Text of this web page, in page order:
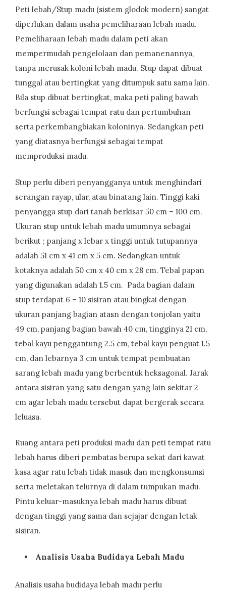
Peti lebah/Stup madu (sistem glodok modern) sangat
diperlukan dalam usaha pemeliharaan lebah madu.
Pemeliharaan lebah madu dalam peti akan
mempermudah pengelolaan dan pemanenannya,
tanpa merusak koloni lebah madu. Stup dapat dibuat
tunggal atau bertingkat yang ditumpuk satu sama lain.
Bila stup dibuat bertingkat, maka peti paling bawah
berfungsi sebagai tempat ratu dan pertumbuhan
serta perkembangbiakan koloninya. Sedangkan peti
yang diatasnya berfungsi sebagai tempat
memproduksi madu.
Stup perlu diberi penyangganya untuk menghindari
serangan rayap, ular, atau binatang lain. Tinggi kaki
penyangga stup dari tanah berkisar 50 cm – 100 cm.
Ukuran stup untuk lebah madu umumnya sebagai
berikut ; panjang x lebar x tinggi untuk tutupannya
adalah 51 cm x 41 cm x 5 cm. Sedangkan untuk
kotaknya adalah 50 cm x 40 cm x 28 cm. Tebal papan
yang digunakan adalah 1.5 cm. Pada bagian dalam
stup terdapat 6 – 10 sisiran atau bingkai dengan
ukuran panjang bagian atasn dengan tonjolan yaitu
49 cm, panjang bagian bawah 40 cm, tingginya 21 cm,
tebal kayu penggantung 2.5 cm, tebal kayu penguat 1.5
cm, dan lebarnya 3 cm untuk tempat pembuatan
sarang lebah madu yang berbentuk heksagonal. Jarak
antara sisiran yang satu dengan yang lain sekitar 2
cm agar lebah madu tersebut dapat bergerak secara
leluasa.
Ruang antara peti produksi madu dan peti tempat ratu
lebah harus diberi pembatas berupa sekat dari kawat
kasa agar ratu lebah tidak masuk dan mengkonsumsi
serta meletakan telurnya di dalam tumpukan madu.
Pintu keluar-masuknya lebah madu harus dibuat
dengan tinggi yang sama dan sejajar dengan letak
sisiran.
Analisis Usaha Budidaya Lebah Madu
Analisis usaha budidaya lebah madu perlu